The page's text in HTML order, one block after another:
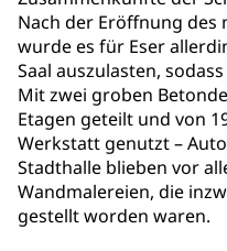
Nach der Eröffnung des
wurde es für Eser
Saal auszulasten,
Mit zwei groben
Etagen geteilt und von
Werkstatt genutzt –
Stadthalle blieben vor
Wandmalereien, die
gestellt worden waren.